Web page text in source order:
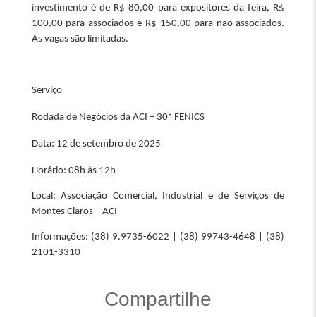
investimento é de R$ 80,00 para expositores da feira, R$
100,00 para associados e R$ 150,00 para não associados.
As vagas são limitadas.
Serviço
Rodada de Negócios da ACI – 30ª FENICS
Data: 12 de setembro de 2025
Horário: 08h às 12h
Local: Associação Comercial, Industrial e de Serviços de
Montes Claros – ACI
Informações: (38) 9.9735-6022 | (38) 99743-4648 | (38)
2101-3310
Compartilhe